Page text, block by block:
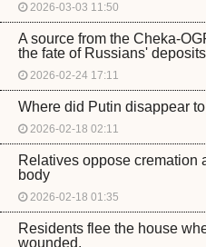
2026-03-03 11:50
A source from the Cheka-
the fate of Russians'
2026-02-24 17:11
Where did Putin disappear
2026-02-18 02:11
Relatives oppose cremation
body
2026-02-18 01:35
Residents flee the house
wounded.